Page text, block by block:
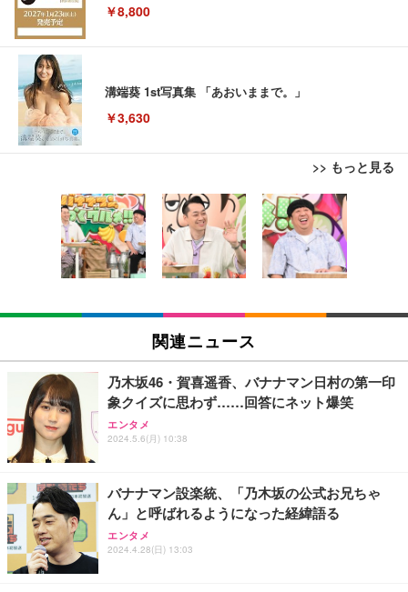
￥8,800
溝端葵 1st写真集 「あおいままで。」
￥3,630
>> もっと見る
【Amazon.co.jp限定】REGZA レグザ テレビ 32V3
5N(A) (32インチ / ハイビジョン/液晶/Airplay/ネット
動画対応)
￥39,800
REGZA レグザ テレビ 32V35S (32インチ / フルハイ
￥38,965
【Amazon.co.jp限定】REGZA レグザ テレビ 40V3
5N(A) (40インチ / フルハイビジョン/液晶/Airplay/ネ
ット動画対応)
【Amazon.co.jp限定】REGZA レグザ テレビ 24V3
5N(A) (24インチ / ハイビジョン/液晶/Airplay/ネット
動画対応)
Bluetoothイヤホン ワイヤレスイヤホン IPX7防水
最大60時間再生 2026年最新Bluetooth6.0ブルートゥ
ースイヤホン 全音域HIFI音質低遅延接続瞬時 片耳/
両耳 WEB会議/運動/ゲーム/通学通勤/スポーツ/音楽
用iPhone/Android対応 (002 black)
￥999
Grithope イヤホン タイプC【2026新モデル 耐久
重低音 遅延なし
￥949
Lightning to 3.5mm イヤホンジャック 変換 MFi認
証 【ハイレゾ音質】 内蔵DAC 遅延なし 48ビット/9
6KHz 音量調節対応
【HIFI音質】iphone イヤホンジャック ライトニン
グ イヤホン 変換 MFI認証 4極 内蔵DAC 遅延なし 音
量調節/音楽
Juice=Juice Concert 2026 UP TO 11 MORE! MOR
E! (特典なし) [Blu-ray]
￥8,698
【Amazon.co.jp限定】「Juice=Juice Concert 202
判ブロマイド5枚セット) [Blu-ray]
￥11,000
日下部ほたる どんどんやる気になる！日下部式学習
法[DVD]
King & Prince DOME TOUR 2026 ～STARRING～
(初回限定盤)(2枚組) [Blu-ray]
関連ニュース
乃木坂46・賀喜遥香、バナナマン日村の第一印
象クイズに思わず……回答にネット爆笑
エンタメ
2024.5.6(月) 10:38
バナナマン設楽統、「乃木坂の公式お兄ちゃ
ん」と呼ばれるようになった経緯語る
エンタメ
2024.4.28(日) 13:03